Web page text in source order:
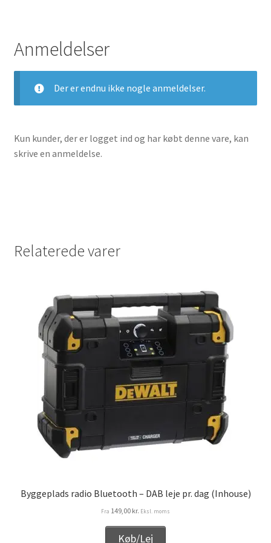
Unsubscribe auctions
Unsubscribe auctions
Vores nye SBMU Auktion
Anmeldelser
Der er endnu ikke nogle anmeldelser.
Kun kunder, der er logget ind og har købt denne vare, kan
skrive en anmeldelse.
Relaterede varer
Byggeplads radio Bluetooth – DAB leje pr. dag (Inhouse)
Fra 149,00 kr. Eksl. moms
Køb/Lej